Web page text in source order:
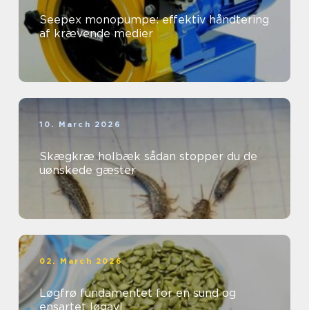
Seepex monopumpe: effektiv håndtering
af krævende medier
10. March 2026
Skægkræ holbæk sådan stopper du de
uønskede gæster
02. March 2026
Løgfrø fundamentet for en sund og
ensartet løgavl